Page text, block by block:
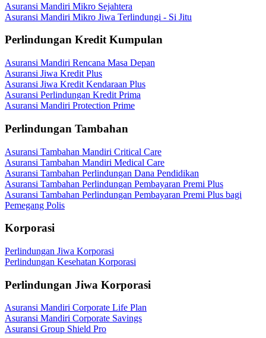
Asuransi Mandiri Mikro Sejahtera
Asuransi Mandiri Mikro Jiwa Terlindungi - Si Jitu
Perlindungan Kredit Kumpulan
Asuransi Mandiri Rencana Masa Depan
Asuransi Jiwa Kredit Plus
Asuransi Jiwa Kredit Kendaraan Plus
Asuransi Perlindungan Kredit Prima
Asuransi Mandiri Protection Prime
Perlindungan Tambahan
Asuransi Tambahan Mandiri Critical Care
Asuransi Tambahan Mandiri Medical Care
Asuransi Tambahan Perlindungan Dana Pendidikan
Asuransi Tambahan Perlindungan Pembayaran Premi Plus
Asuransi Tambahan Perlindungan Pembayaran Premi Plus bagi
Pemegang Polis
Korporasi
Perlindungan Jiwa Korporasi
Perlindungan Kesehatan Korporasi
Perlindungan Jiwa Korporasi
Asuransi Mandiri Corporate Life Plan
Asuransi Mandiri Corporate Savings
Asuransi Group Shield Pro